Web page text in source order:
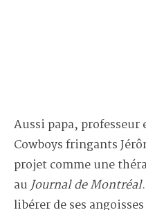
Aussi papa,
Cowboys fringants
projet comme une
auJournal de Montréal
libérer de ses